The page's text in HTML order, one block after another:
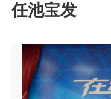
任池宝发